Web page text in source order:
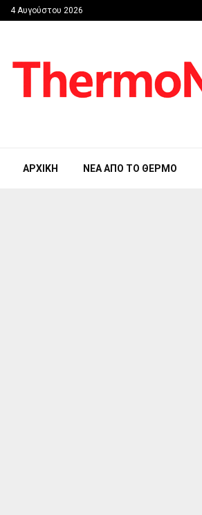
4 Αυγούστου 2026
ΑΡΧΙΚΉ ΝΈΑ ΑΠΟ ΤΟ ΘΈΡΜΟ